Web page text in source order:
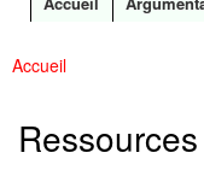
Menu principal
Accueil